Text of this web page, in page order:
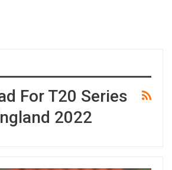
For T20 Series
2022